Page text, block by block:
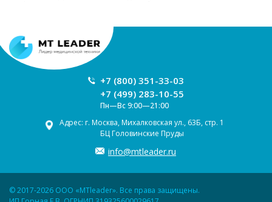
+7 (800) 351-33-03
+7 (499) 283-10-55
Пн—Вс 9:00—21:00
Адрес: г. Москва, Михалковская ул., 63Б, стр. 1
БЦ Головинские Пруды
info@mtleader.ru
© 2017-2026 ООО «MTleader». Все права защищены.